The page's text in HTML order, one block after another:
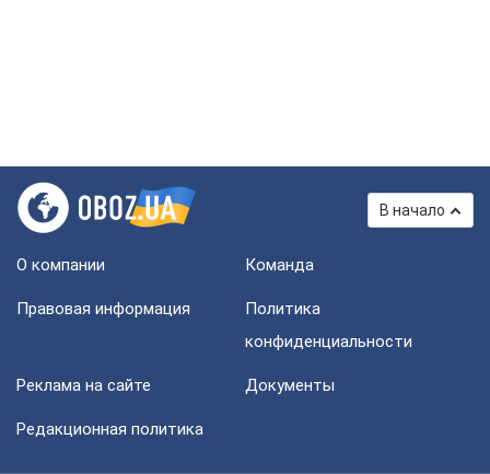
В начало
О компании Команда
Правовая информация
Политика
конфиденциальности
Реклама на сайте Документы
Редакционная политика